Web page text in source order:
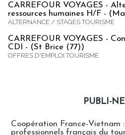
CARREFOUR VOYAGES -
ressources humaines H/F -
ALTERNANCE / STAGES TOURISME
CARREFOUR VOYAGES -
CDI - (St Brice (77))
OFFRES D'EMPLOI TOURISME
PUBLI-
Coopération France-Vietnam
professionnels français du